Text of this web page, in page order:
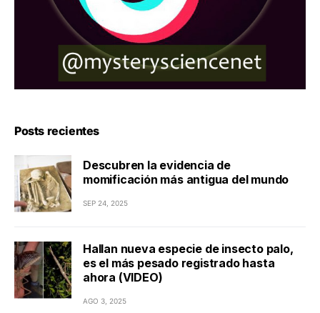
Posts recientes
Descubren la evidencia de
momificación más antigua del mundo
SEP 24, 2025
Hallan nueva especie de insecto palo,
es el más pesado registrado hasta
ahora (VIDEO)
AGO 3, 2025